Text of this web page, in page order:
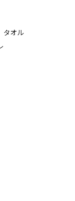
タオルファミリー